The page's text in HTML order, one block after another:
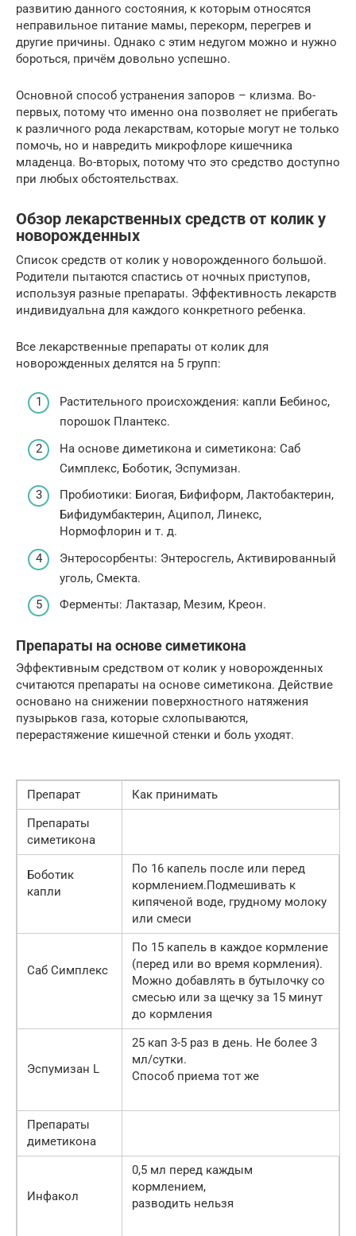
развитию данного состояния, к которым относятся
неправильное питание мамы, перекорм, перегрев и
другие причины. Однако с этим недугом можно и нужно
бороться, причём довольно успешно.
Основной способ устранения запоров – клизма. Во-
первых, потому что именно она позволяет не прибегать
к различного рода лекарствам, которые могут не только
помочь, но и навредить микрофлоре кишечника
младенца. Во-вторых, потому что это средство доступно
при любых обстоятельствах.
Обзор лекарственных средств от колик у
новорожденных
Список средств от колик у новорожденного большой.
Родители пытаются спастись от ночных приступов,
используя разные препараты. Эффективность лекарств
индивидуальна для каждого конкретного ребенка.
Все лекарственные препараты от колик для
новорожденных делятся на 5 групп:
Растительного происхождения: капли Бебинос,
порошок Плантекс.
На основе диметикона и симетикона: Саб
Симплекс, Боботик, Эспумизан.
Пробиотики: Биогая, Бифиформ, Лактобактерин,
Бифидумбактерин, Аципол, Линекс,
Нормофлорин и т. д.
Энтеросорбенты: Энтеросгель, Активированный
уголь, Смекта.
Ферменты: Лактазар, Мезим, Креон.
Препараты на основе симетикона
Эффективным средством от колик у новорожденных
считаются препараты на основе симетикона. Действие
основано на снижении поверхностного натяжения
пузырьков газа, которые схлопываются,
перерастяжение кишечной стенки и боль уходят.
Препарат
Как принимать
Препараты
симетикона
Боботик
капли
По 16 капель после или перед
кормлением.Подмешивать к
кипяченой воде, грудному молоку
или смеси
Саб Симплекс
По 15 капель в каждое кормление
(перед или во время кормления).
Можно добавлять в бутылочку со
смесью или за щечку за 15 минут
до кормления
Эспумизан L
25 кап 3-5 раз в день. Не более 3
мл/сутки.
Способ приема тот же
Препараты
диметикона
Инфакол
0,5 мл перед каждым
кормлением,
разводить нельзя